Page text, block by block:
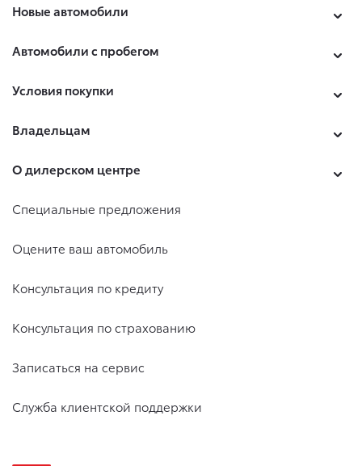
Новые автомобили
Автомобили с пробегом
Условия покупки
Владельцам
О дилерском центре
Специальные предложения
Оцените ваш автомобиль
Консультация по кредиту
Консультация по страхованию
Записаться на сервис
Служба клиентской поддержки